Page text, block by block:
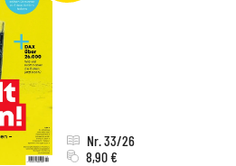
Nr. 33/26
8,90 €